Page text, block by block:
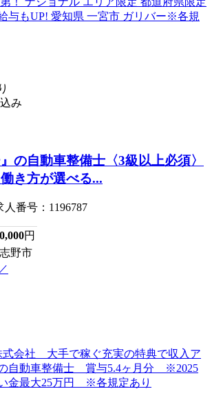
み
の自動車整備士〈3級以上必須〉
き方が選べる...
番号：1196787
円
野市